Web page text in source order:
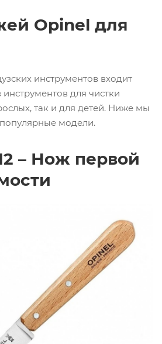
Opinel для
инструментов входит
для чистки
так и для детей. Ниже мы
модели.
– Нож первой